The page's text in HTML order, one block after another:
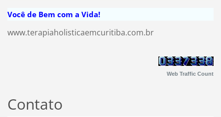
Você de Bem com a Vida!
www.terapiaholisticaemcuritiba.com.br
Web Traffic Count
Contato